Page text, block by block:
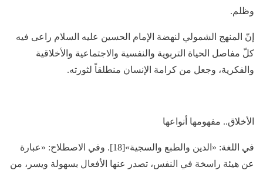
وظلم.
إنّ المنهج الشمولي لنهضة الإمام الحسين عليه السلام راعى فيه
كلّ مفاصل الحياة التربوية والنفسية والاجتماعية والأخلاقية
والفكرية، وجعل من كرامة الإنسان منطلقاً لثورته.
الأخلاق.. مفهومها أنواعها
في اللغة: «الدين والطبع والسجية»[18]. وفي الاصطلاح: «عبارة
عن هيئة راسخة في النفس، تصدر عنها الأفعال بسهولة ويسر، من